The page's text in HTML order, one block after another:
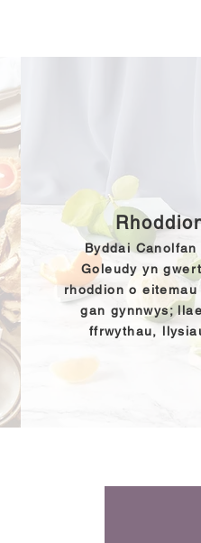
Byddai
Goleudy yn
rhoddion o
gan gynnwys;
ffrwythau,